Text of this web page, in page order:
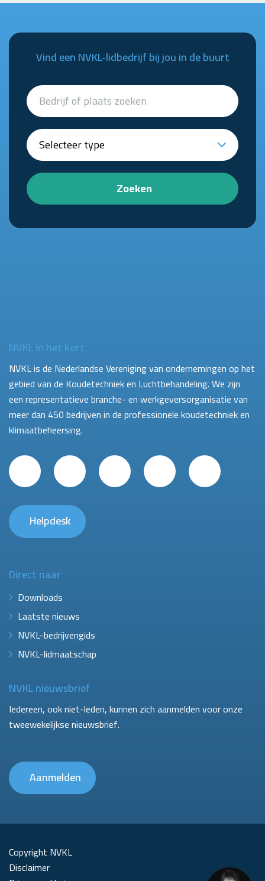
Vind een NVKL-lidbedrijf bij jou in de buurt
Zoeken
NVKL in het kort
NVKL is de Nederlandse Vereniging van ondernemingen op het
gebied van de Koudetechniek en Luchtbehandeling. We zijn
een representatieve branche- en werkgeversorganisatie van
meer dan 450 bedrijven in de professionele koudetechniek en
klimaatbeheersing.
Helpdesk
Direct naar
Downloads
Laatste nieuws
NVKL-bedrijvengids
NVKL-lidmaatschap
NVKL nieuwsbrief
Iedereen, ook niet-leden, kunnen zich aanmelden voor onze
tweewekelijkse nieuwsbrief.
Aanmelden
Copyright NVKL
Disclaimer